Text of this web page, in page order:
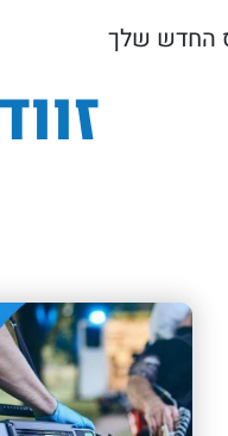
החדש שלך